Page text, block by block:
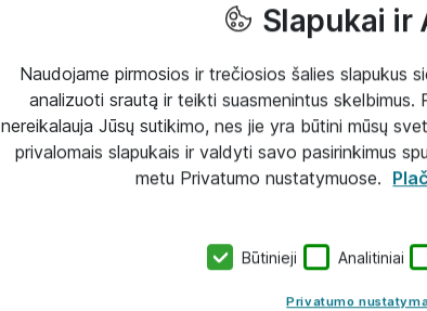
Slapukai ir
Naudojame pirmosios ir trečiosios šalies slapukus
analizuoti srautą ir teikti suasmenintus skelbimus.
nereikalauja Jūsų sutikimo, nes jie yra būtini mūsų
privalomais slapukais ir valdyti savo pasirinkimus
metu Privatumo nustatymuose.
Būtinieji Analitiniai
Privatumo